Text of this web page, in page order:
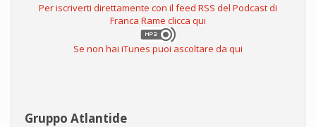
Per iscriverti direttamente con il feed RSS del Podcast di
Franca Rame clicca qui
Se non hai iTunes puoi ascoltare da qui
Gruppo Atlantide